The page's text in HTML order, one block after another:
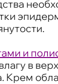
и
в
Крем